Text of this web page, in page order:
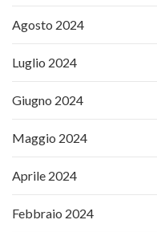
Agosto 2024
Luglio 2024
Giugno 2024
Maggio 2024
Aprile 2024
Febbraio 2024